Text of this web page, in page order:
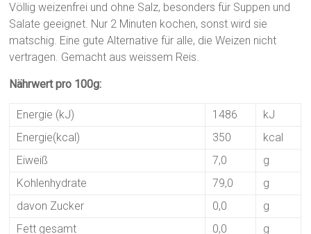
Völlig weizenfrei und ohne Salz, besonders für Suppen und
Salate geeignet. Nur 2 Minuten kochen, sonst wird sie
matschig. Eine gute Alternative für alle, die Weizen nicht
vertragen. Gemacht aus weissem Reis.
Nährwert pro 100g:
Energie (kJ) 1486
kJ
Energie(kcal)
350
kcal
Eiweiß
7,0
g
Kohlenhydrate
79,0
g
davon Zucker
0,0
g
Fett gesamt
0,0 g